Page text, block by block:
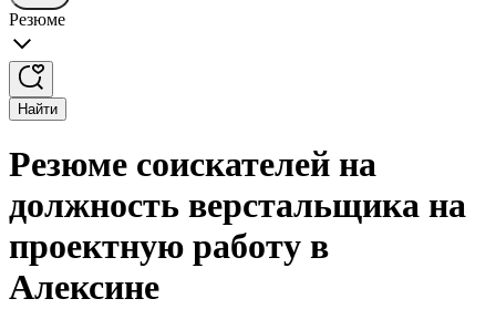
Резюме
Найти
Резюме соискателей на
должность верстальщика на
проектную работу в
Алексине